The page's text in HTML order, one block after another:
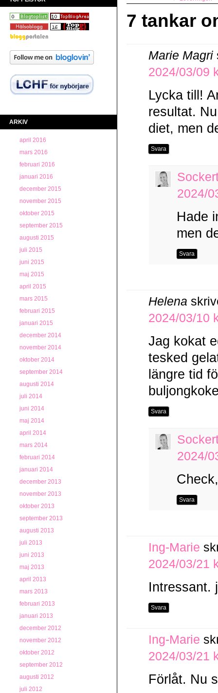
ARKIV
april 2016
mars 2016
februari 2016
januari 2016
december 2015
november 2015
oktober 2015
september 2015
augusti 2015
juli 2015
juni 2015
maj 2015
april 2015
mars 2015
februari 2015
januari 2015
december 2014
november 2014
oktober 2014
september 2014
augusti 2014
juli 2014
juni 2014
maj 2014
april 2014
mars 2014
februari 2014
januari 2014
december 2013
november 2013
oktober 2013
september 2013
augusti 2013
juli 2013
juni 2013
maj 2013
april 2013
mars 2013
februari 2013
januari 2013
december 2012
november 2012
oktober 2012
september 2012
augusti 2012
juli 2012
7 tankar
Marie Magri
2024/03/09
Lycka till!
resultat.
diet, men
Svara
2024/
Hade
men
Svara
Helena
2024/03/10
Jag kokat
tesked
längre tid
Svara
2024/
Svara
Ing-Marie
2024/03/21
Intressant.
Svara
Ing-Marie
2024/03/21
Förlåt. Nu